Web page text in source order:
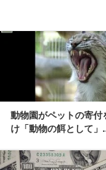
動物園がペットの寄付
け「動物の餌として